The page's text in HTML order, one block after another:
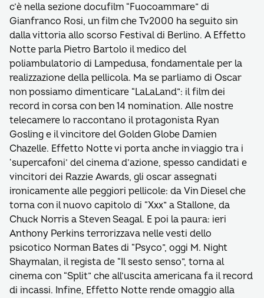
c’è nella sezione docufilm “Fuocoammare” di
Gianfranco Rosi, un film che Tv2000 ha seguito sin
dalla vittoria allo scorso Festival di Berlino. A Effetto
Notte parla Pietro Bartolo il medico del
poliambulatorio di Lampedusa, fondamentale per la
realizzazione della pellicola. Ma se parliamo di Oscar
non possiamo dimenticare “LaLaLand”: il film dei
record in corsa con ben 14 nomination. Alle nostre
telecamere lo raccontano il protagonista Ryan
Gosling e il vincitore del Golden Globe Damien
Chazelle. Effetto Notte vi porta anche in viaggio tra i
‘supercafoni’ del cinema d’azione, spesso candidati e
vincitori dei Razzie Awards, gli oscar assegnati
ironicamente alle peggiori pellicole: da Vin Diesel che
torna con il nuovo capitolo di “Xxx” a Stallone, da
Chuck Norris a Steven Seagal. E poi la paura: ieri
Anthony Perkins terrorizzava nelle vesti dello
psicotico Norman Bates di “Psyco”, oggi M. Night
Shaymalan, il regista de “Il sesto senso”, torna al
cinema con “Split” che all’uscita americana fa il record
di incassi. Infine, Effetto Notte rende omaggio alla